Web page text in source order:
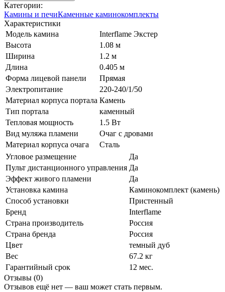
Категории:
Камины и печиКаменные каминокомплекты
Характеристики
Модель камина
Interflame Экстер
Высота
1.08 м
Ширина
1.2 м
Длина
0.405 м
Форма лицевой панели
Прямая
Электропитание
220-240/1/50
Материал корпуса портала Камень
Тип портала
каменный
Тепловая мощность
1.5 Вт
Вид муляжа пламени
Очаг с дровами
Материал корпуса очага
Сталь
Угловое размещение
Да
Пульт дистанционного управления Да
Эффект живого пламени
Да
Установка камина
Каминокомплект (камень)
Способ установки
Пристенный
Бренд
Interflame
Страна производитель
Россия
Страна бренда
Россия
Цвет
темный дуб
Вес
67.2 кг
Гарантийный срок
12 мес.
Отзывы (0)
Отзывов ещё нет — ваш может стать первым.